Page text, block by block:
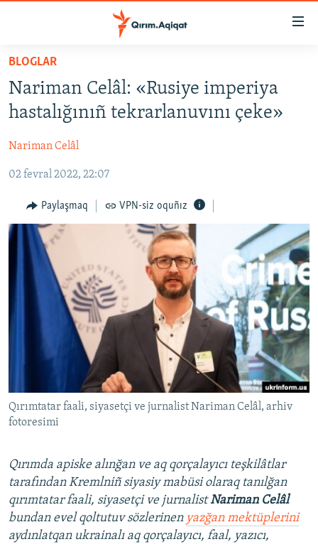
Esas
qaytmaq
Baş
navigatsiyağa
qaytmaq
qaytmaq
SİYASET
İQTİSADİYAT
CEMİYET
MEDENİYET
İNSAN AQLARI
VİDEO
SÜRET
BLOGLAR
QOŞULIÑIZ!
RFE/RS bütün saytları
BLOGLAR
Nariman Celâl: «Rusiye imperiya
hastalığınıñ tekrarlanuvını çeke»
Nariman Celâl
02 fevral 2022, 22:07
Paylaşmaq VPN-siz oquñız
Qırımtatar faali, siyasetçi ve jurnalist Nariman Celâl, arhiv
fotoresimi
Qırımda apiske alınğan ve aq qorçalayıcı teşkilâtlar
tarafından Kremlniñ siyasiy mabüsi olaraq tanılğan
qırımtatar faali, siyasetçi ve jurnalistNariman Celâl
bundan evel qoltutuv sözlerinen yazğan mektüplerini
aydınlatqan ukrainalı aq qorçalayıcı, faal, yazıcı,